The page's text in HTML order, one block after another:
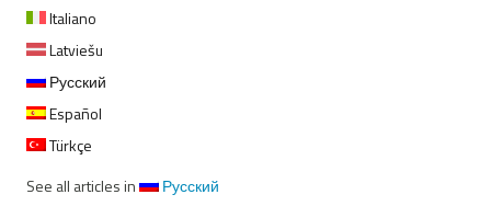
Italiano
Latviešu
Русский
Español
Türkçe
See all articles in
Русский